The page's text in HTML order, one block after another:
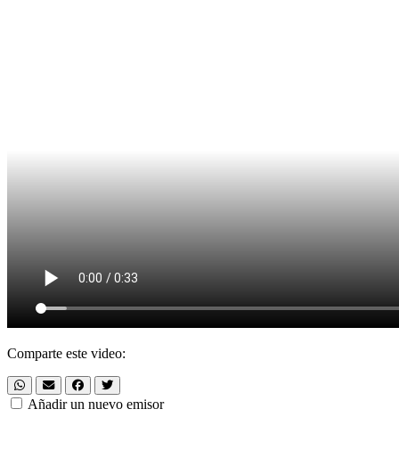
Comparte este video:
Añadir un nuevo emisor